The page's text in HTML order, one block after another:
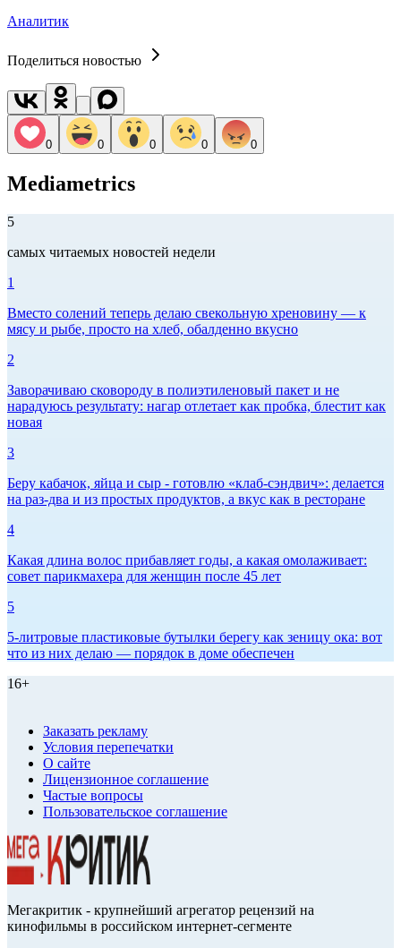
Аналитик
Поделиться новостью
0 0 0 0 0
Mediametrics
5
самых читаемых новостей недели
1
Вместо солений теперь делаю свекольную хреновину — к
мясу и рыбе, просто на хлеб, обалденно вкусно
2
Заворачиваю сковороду в полиэтиленовый пакет и не
нарадуюсь результату: нагар отлетает как пробка, блестит как
новая
3
Беру кабачок, яйца и сыр - готовлю «клаб-сэндвич»: делается
на раз-два и из простых продуктов, а вкус как в ресторане
4
Какая длина волос прибавляет годы, а какая омолаживает:
совет парикмахера для женщин после 45 лет
5
5-литровые пластиковые бутылки берегу как зеницу ока: вот
что из них делаю — порядок в доме обеспечен
16+
Заказать рекламу
Условия перепечатки
О сайте
Лицензионное соглашение
Частые вопросы
Пользовательское соглашение
Мегакритик - крупнейший агрегатор рецензий на
кинофильмы в российском интернет-сегменте